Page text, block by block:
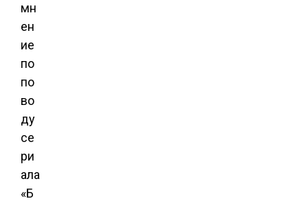
мн
ен
ие
по
по
во
ду
се
ри
ала
«Б